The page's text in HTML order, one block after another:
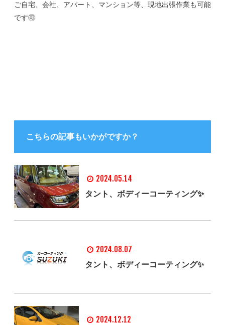
ご自宅、会社、アパート、マンション等、現地出張作業も可能
です🉑
こちらの記事もいかがですか？
2024.05.14
タント、ボディーコーティング✨
2024.08.07
タント、ボディーコーティング✨
2024.12.12